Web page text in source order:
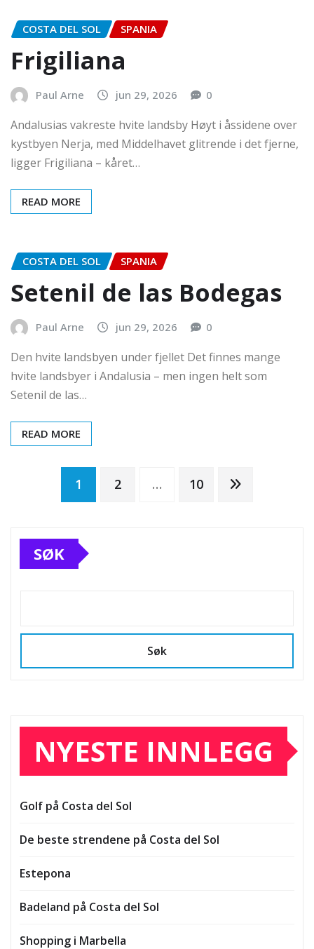
COSTA DEL SOL SPANIA
Frigiliana
Paul Arne jun 29, 2026 0
Andalusias vakreste hvite landsby Høyt i åssidene over
kystbyen Nerja, med Middelhavet glitrende i det fjerne,
ligger Frigiliana – kåret…
READ MORE
COSTA DEL SOL SPANIA
Setenil de las Bodegas
Paul Arne jun 29, 2026 0
Den hvite landsbyen under fjellet Det finnes mange
hvite landsbyer i Andalusia – men ingen helt som
Setenil de las…
READ MORE
Sidepaginering
1 2 … 10
SØK
Søk
NYESTE INNLEGG
Golf på Costa del Sol
De beste strendene på Costa del Sol
Estepona
Badeland på Costa del Sol
Shopping i Marbella